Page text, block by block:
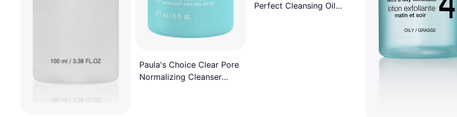
Paula's Choice Clear Pore
Normalizing Cleanser
Perfect Cleansing Oil